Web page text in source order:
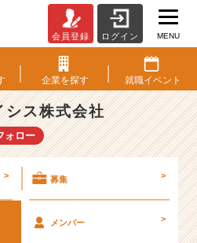
会員登録 ログイン MENU
企業を探す 就職イベント
シス株式会社
ォロー
> 募集 >
メンバー >